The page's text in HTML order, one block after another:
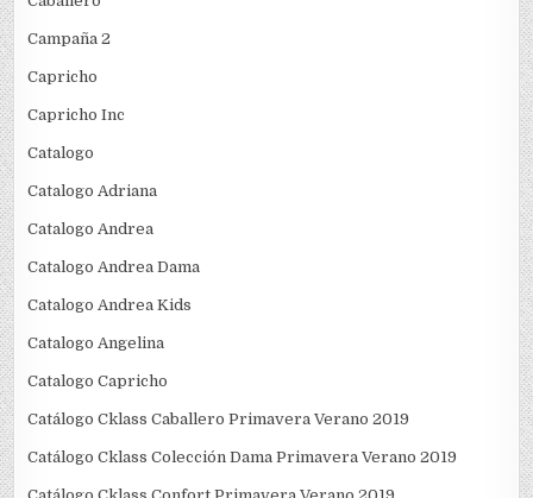
Campaña 2
Capricho
Capricho Inc
Catalogo
Catalogo Adriana
Catalogo Andrea
Catalogo Andrea Dama
Catalogo Andrea Kids
Catalogo Angelina
Catalogo Capricho
Catálogo Cklass Caballero Primavera Verano 2019
Catálogo Cklass Colección Dama Primavera Verano 2019